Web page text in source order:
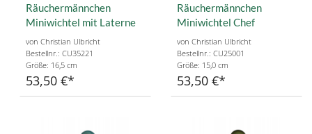
Räuchermännchen
Miniwichtel mit Laterne
von Christian Ulbricht
Bestellnr.: CU35221
Größe: 16,5 cm
53,50 €
Räuchermännchen
Miniwichtel Chef
von Christian Ulbricht
Bestellnr.: CU25001
Größe: 15,0 cm
53,50 €